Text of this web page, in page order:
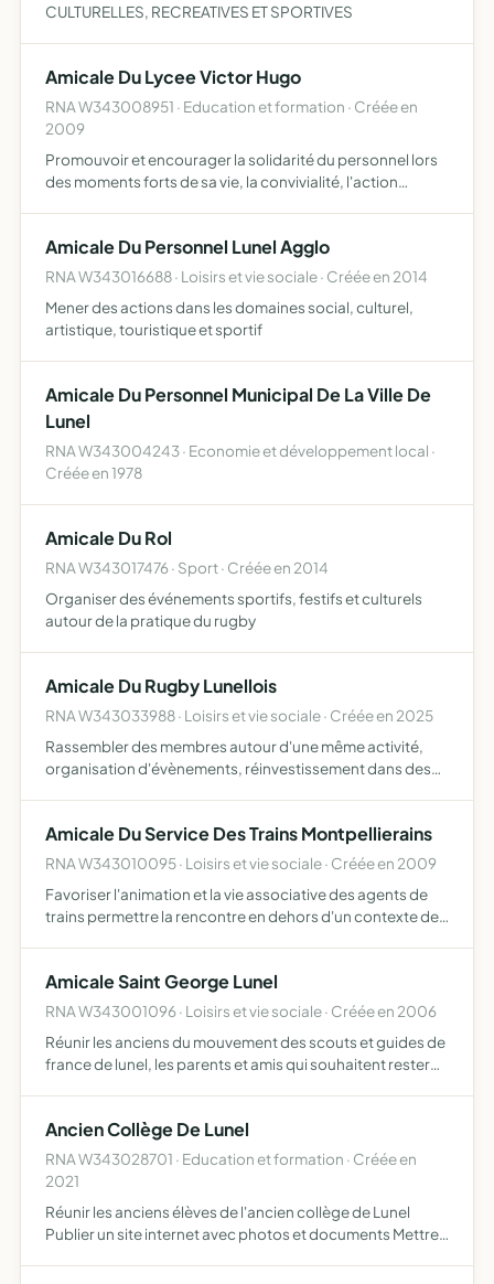
CULTURELLES, RECREATIVES ET SPORTIVES
Amicale Du Lycee Victor Hugo
RNA W343008951 · Education et formation · Créée en
2009
Promouvoir et encourager la solidarité du personnel lors
des moments forts de sa vie, la convivialité, l'action
Amicale Du Personnel Lunel Agglo
RNA W343016688 · Loisirs et vie sociale · Créée en 2014
Mener des actions dans les domaines social, culturel,
artistique, touristique et sportif
Amicale Du Personnel Municipal De La Ville De
Lunel
RNA W343004243 · Economie et développement local ·
Créée en 1978
Amicale Du Rol
RNA W343017476 · Sport · Créée en 2014
Organiser des événements sportifs, festifs et culturels
autour de la pratique du rugby
Amicale Du Rugby Lunellois
RNA W343033988 · Loisirs et vie sociale · Créée en 2025
Rassembler des membres autour d'une même activité,
organisation d'évènements, réinvestissement dans des
Amicale Du Service Des Trains Montpellierains
RNA W343010095 · Loisirs et vie sociale · Créée en 2009
Favoriser l'animation et la vie associative des agents de
trains permettre la rencontre en dehors d'un contexte de
Amicale Saint George Lunel
RNA W343001096 · Loisirs et vie sociale · Créée en 2006
Réunir les anciens du mouvement des scouts et guides de
france de lunel, les parents et amis qui souhaitent rester
Ancien Collège De Lunel
RNA W343028701 · Education et formation · Créée en
2021
Réunir les anciens élèves de l'ancien collège de Lunel
Publier un site internet avec photos et documents Mettre